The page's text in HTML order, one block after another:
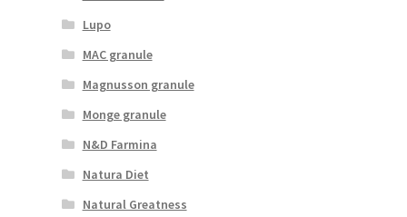
Lupo
MAC granule
Magnusson granule
Monge granule
N&D Farmina
Natura Diet
Natural Greatness